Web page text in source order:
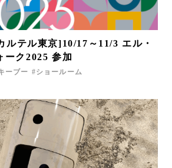
ルテル東京]10/17～11/3 エル・
ーク2025 参加
ーブー ショールーム